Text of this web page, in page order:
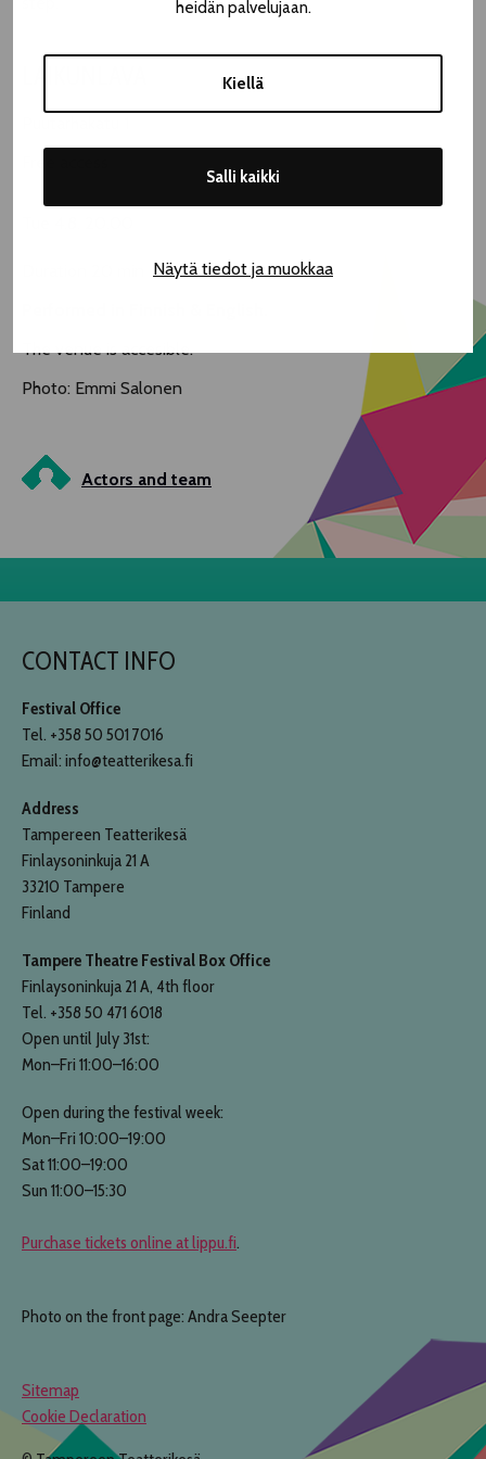
heidän palvelujaan.
Kiellä
Salli kaikki
Näytä tiedot ja muokkaa
The venue is accesible.
Photo: Emmi Salonen
Actors and team
CONTACT INFO
Festival Office
Tel. +358 50 501 7016
Email: info@teatterikesa.fi
Address
Tampereen Teatterikesä
Finlaysoninkuja 21 A
33210 Tampere
Finland
Tampere Theatre Festival Box Office
Finlaysoninkuja 21 A, 4th floor
Tel. +358 50 471 6018
Open until July 31st:
Mon–Fri 11:00–16:00
Open during the festival week:
Mon–Fri 10:00–19:00
Sat 11:00–19:00
Sun 11:00–15:30
Purchase tickets online at lippu.fi.
Photo on the front page: Andra Seepter
Sitemap
Cookie Declaration